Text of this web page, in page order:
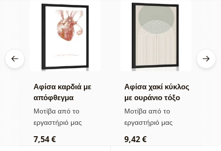
Αφίσα καρδιά με
απόφθεγμα
Μοτίβα από το
εργαστήριό μας
7,54 €
Αφίσα χακί κύκλος
με ουράνιο τόξο
Mid-Century
Μοτίβα από το
εργαστήριό μας
9,42 €